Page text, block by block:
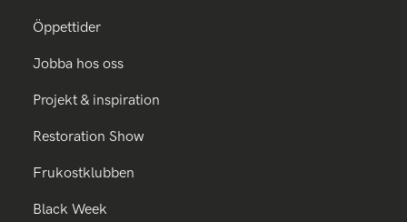
Öppettider
Jobba hos oss
Projekt & inspiration
Restoration Show
Frukostklubben
Black Week